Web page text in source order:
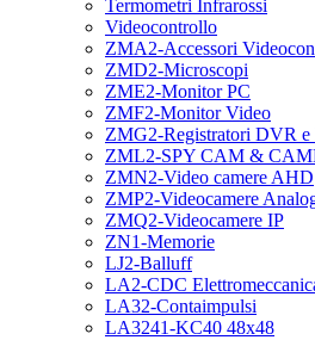
Termometri Infrarossi
Videocontrollo
ZMA2-Accessori
ZMD2-Microscopi
ZME2-Monitor PC
ZMF2-Monitor Video
ZMG2-Registratori DVR
ZML2-SPY CAM &
ZMN2-Video camere AHD
ZMP2-Videocamere
ZMQ2-Videocamere IP
ZN1-Memorie
LJ2-Balluff
LA2-CDC
LA32-Contaimpulsi
LA3241-KC40 48x48